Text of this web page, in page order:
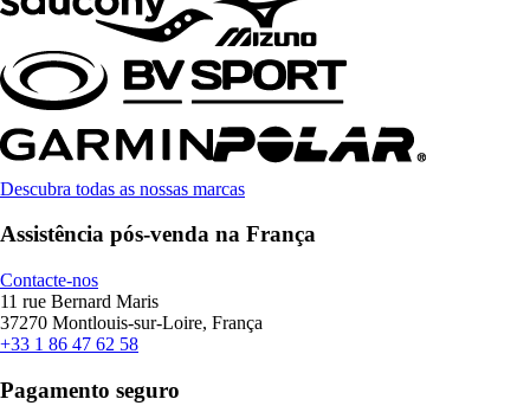
Descubra todas as nossas marcas
Assistência pós-venda na França
Contacte-nos
11 rue Bernard Maris
37270 Montlouis-sur-Loire, França
+33 1 86 47 62 58
Pagamento seguro